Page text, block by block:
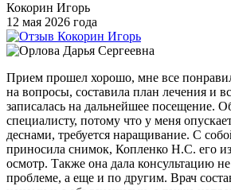
Кокорин Игорь
12 мая 2026 года
Прием прошел хорошо, мне все
на вопросы, составила план лечения и
записалась на дальнейшее посещение.
специалисту, потому что у меня
деснами, требуется наращивание. С
приносила снимок, Копленко Н.С. его
осмотр. Также она дала консультацию
проблеме, а еще и по другим. Врач